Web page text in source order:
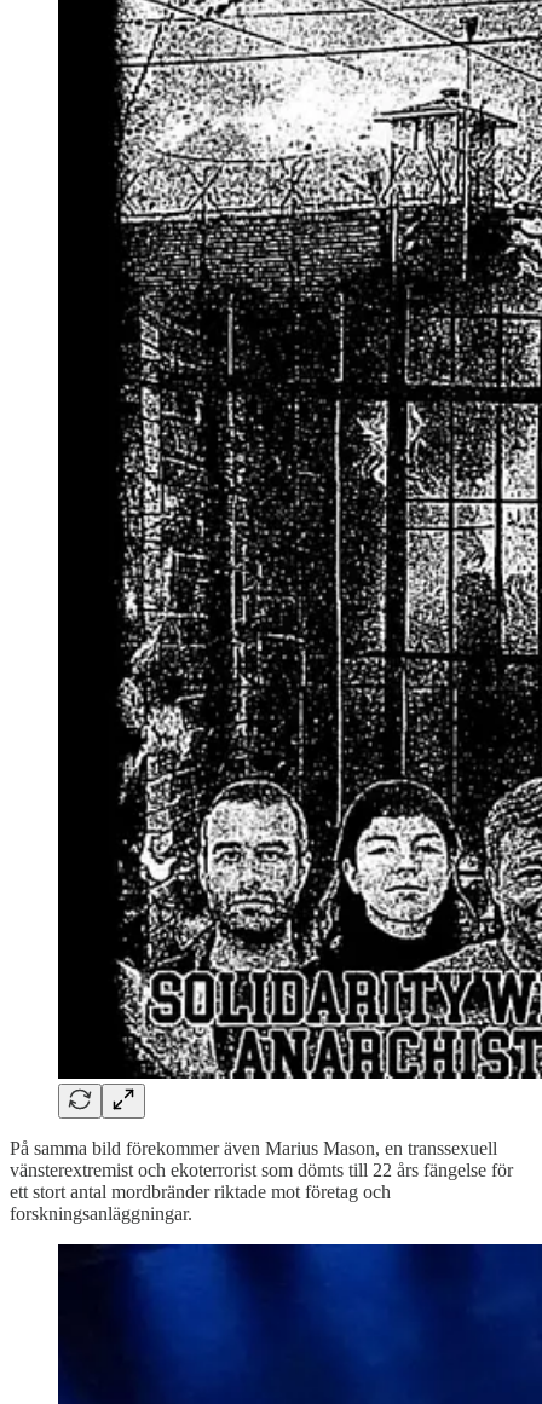
På samma bild förekommer även Marius Mason, en transsexuell
vänsterextremist och ekoterrorist som dömts till 22 års fängelse för
ett stort antal mordbränder riktade mot företag och
forskningsanläggningar.